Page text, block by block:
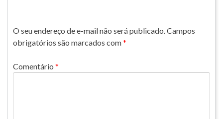
O seu endereço de e-mail não será publicado.Campos
obrigatórios são marcados com*
Comentário *